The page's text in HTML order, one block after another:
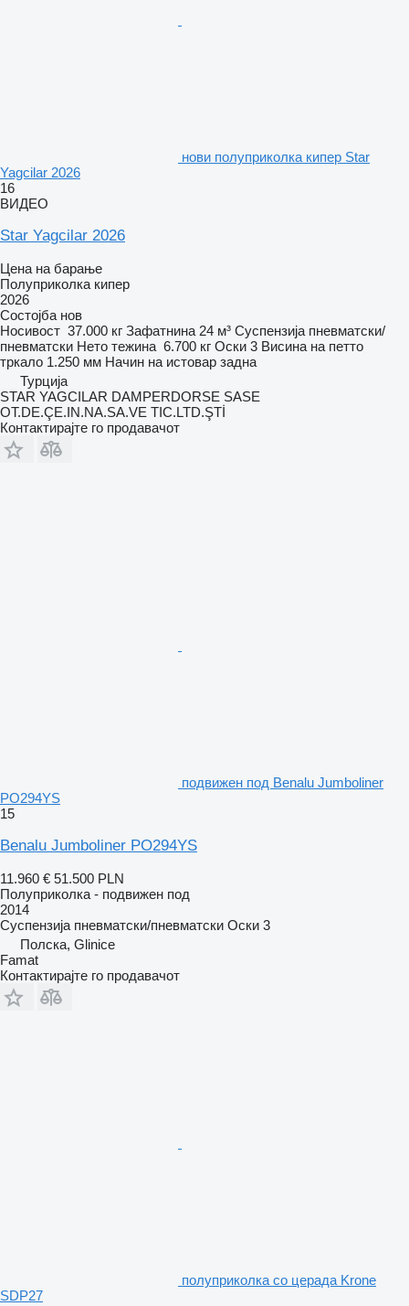
нови полуприколка кипер Star
Yagcilar 2026
16
ВИДЕО
Star Yagcilar 2026
Цена на барање
Полуприколка кипер
2026
Состојба нов
Носивост 37.000 кг Зафатнина 24 м³ Суспензија пневматски/
пневматски Нето тежина 6.700 кг Оски 3 Висина на петто
тркало 1.250 мм Начин на истовар задна
Турција
STAR YAGCILAR DAMPERDORSE SASE
OT.DE.ÇE.IN.NA.SA.VE TIC.LTD.ŞTİ
Контактирајте го продавачот
подвижен под Benalu Jumboliner
PO294YS
15
Benalu Jumboliner PO294YS
11.960 € 51.500 PLN
Полуприколка - подвижен под
2014
Суспензија пневматски/пневматски Оски 3
Полска, Glinice
Famat
Контактирајте го продавачот
полуприколка со церада Krone
SDP27